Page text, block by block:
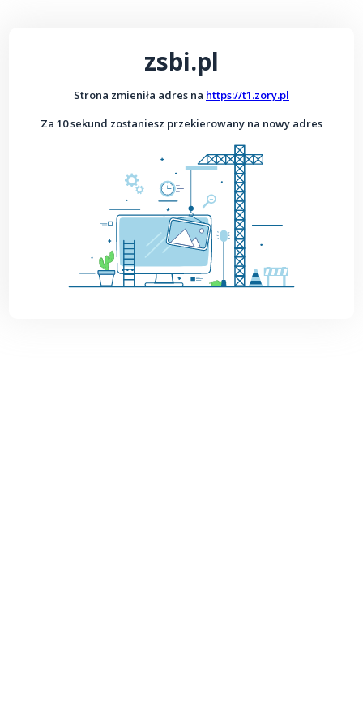
zsbi.pl
Strona zmieniła adres na https://t1.zory.pl
Za 10 sekund zostaniesz przekierowany na nowy adres